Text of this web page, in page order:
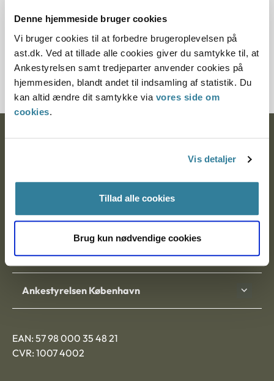
Denne hjemmeside bruger cookies
Vi bruger cookies til at forbedre brugeroplevelsen på
ast.dk. Ved at tillade alle cookies giver du samtykke til, at
Ankestyrelsen samt tredjeparter anvender cookies på
hjemmesiden, blandt andet til indsamling af statistik. Du
kan altid ændre dit samtykke via vores side om
cookies.
Vis detaljer
Tillad alle cookies
Brug kun nødvendige cookies
GÅ TIL
Klagenævnet for Specialundervisning
Ankestyrelsen
Ankestyrelsen Aalborg
Ankestyrelsen København
EAN: 57 98 000 35 48 21
CVR: 1007 4002